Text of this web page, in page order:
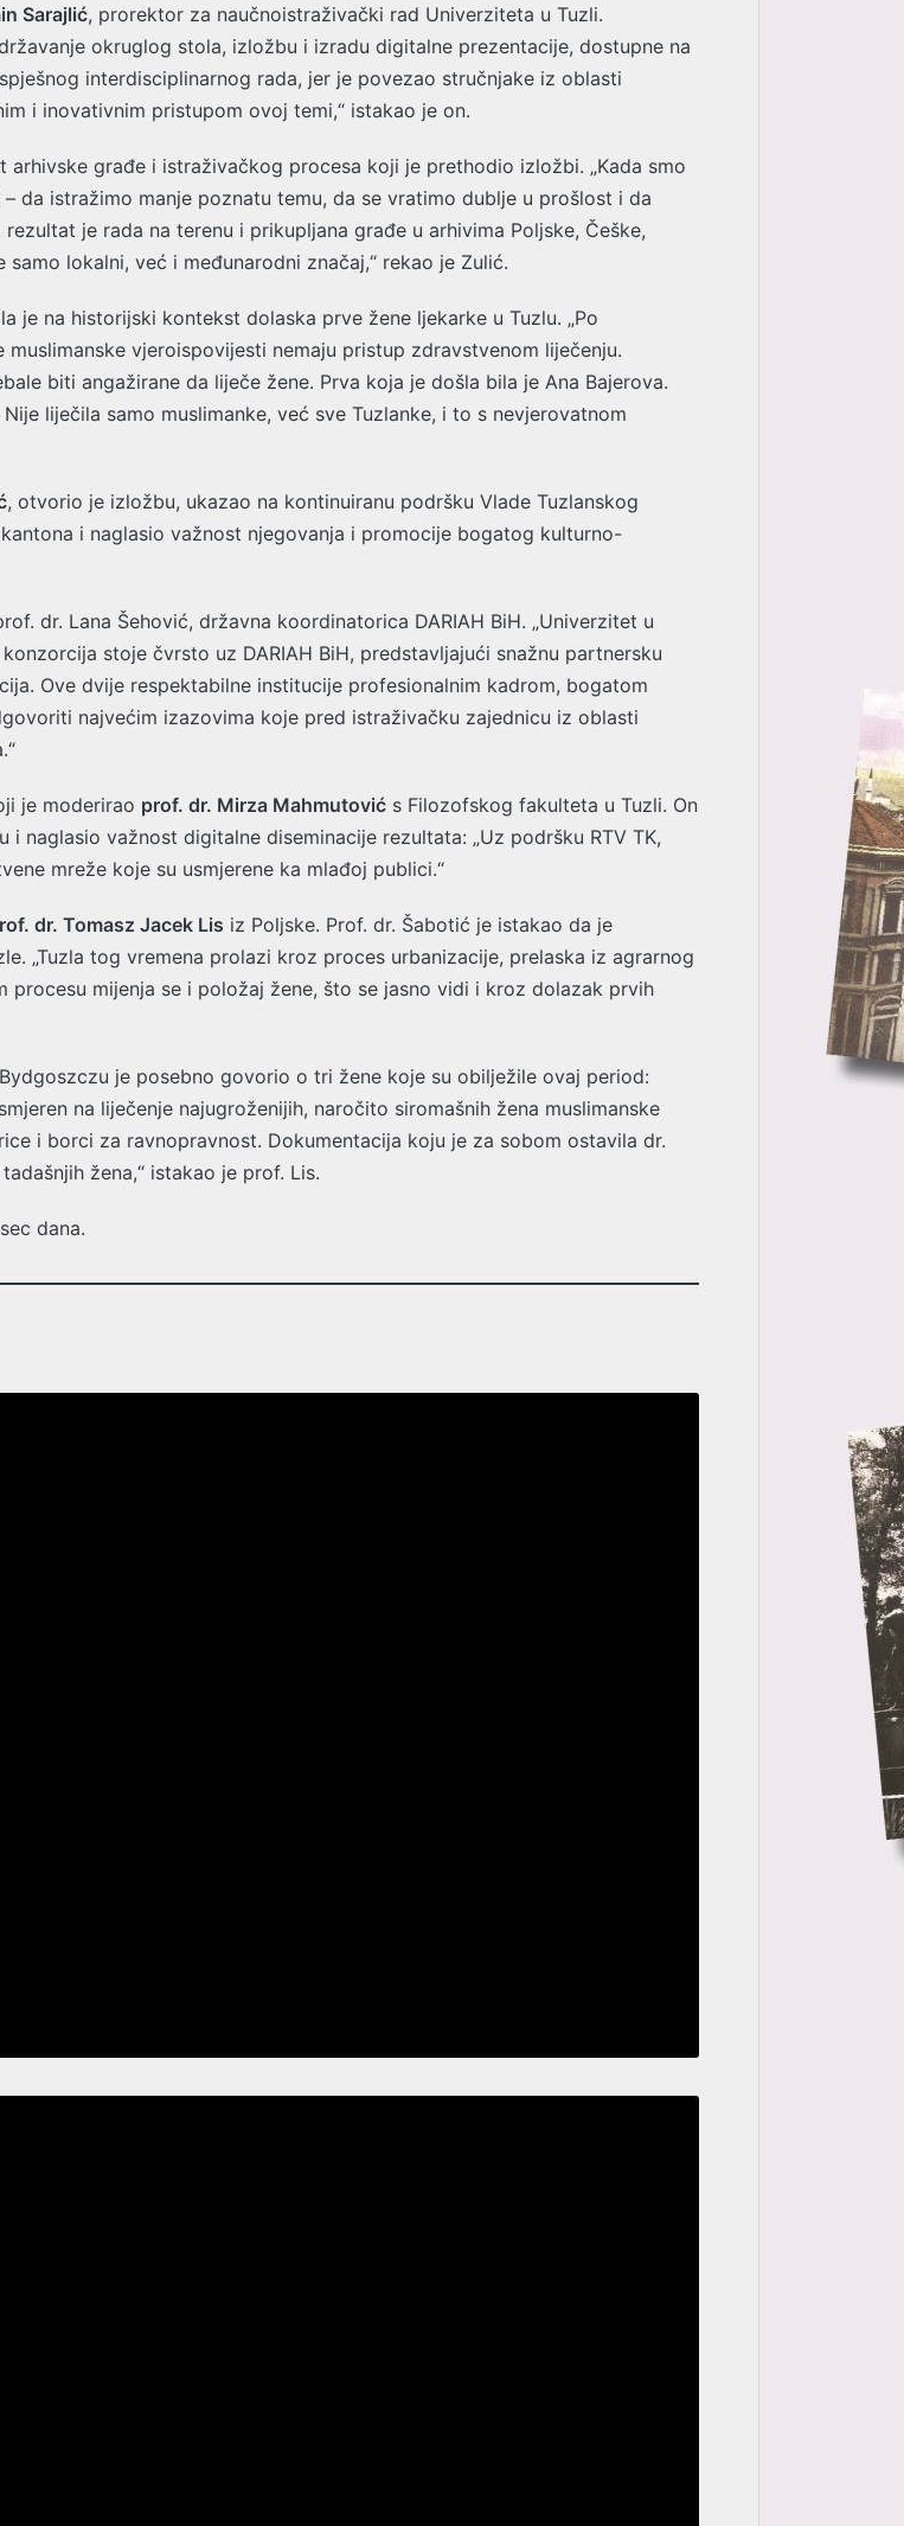
Sarajlić, prorektor za naučnoistraživački rad Univerziteta u Tuzli.
okruglog stola, izložbu i izradu digitalne prezentacije, dostupne na
interdisciplinarnog rada, jer je povezao stručnjake iz oblasti
i inovativnim pristupom ovoj temi,“ istakao je on.
arhivske građe i istraživačkog procesa koji je prethodio izložbi. „Kada smo
da istražimo manje poznatu temu, da se vratimo dublje u prošlost i da
je rada na terenu i prikupljana građe u arhivima Poljske, Češke,
lokalni, već i međunarodni značaj,“ rekao je Zulić.
je na historijski kontekst dolaska prve žene ljekarke u Tuzlu. „Po
vjeroispovijesti nemaju pristup zdravstvenom liječenju.
biti angažirane da liječe žene. Prva koja je došla bila je Ana Bajerova.
liječila samo muslimanke, već sve Tuzlanke, i to s nevjerovatnom
, otvorio je izložbu, ukazao na kontinuiranu podršku Vlade Tuzlanskog
i naglasio važnost njegovanja i promocije bogatog kulturno-
dr. Lana Šehović, državna koordinatorica DARIAH BiH. „Univerzitet u
stoje čvrsto uz DARIAH BiH, predstavljajući snažnu partnersku
Ove dvije respektabilne institucije profesionalnim kadrom, bogatom
najvećim izazovima koje pred istraživačku zajednicu iz oblasti
je moderirao prof. dr. Mirza Mahmutović s Filozofskog fakulteta u Tuzli. On
naglasio važnost digitalne diseminacije rezultata: „Uz podršku RTV TK,
mreže koje su usmjerene ka mlađoj publici.“
dr. Tomasz Jacek Lis iz Poljske. Prof. dr. Šabotić je istakao da je
„Tuzla tog vremena prolazi kroz proces urbanizacije, prelaska iz agrarnog
mijenja se i položaj žene, što se jasno vidi i kroz dolazak prvih
je posebno govorio o tri žene koje su obilježile ovaj period:
na liječenje najugroženijih, naročito siromašnih žena muslimanske
i borci za ravnopravnost. Dokumentacija koju je za sobom ostavila dr.
žena,“ istakao je prof. Lis.
dana.